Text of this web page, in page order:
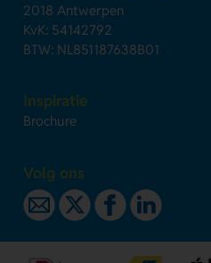
2018 Antwerpen
KvK: 54142792
BTW: NL851187638B01
Inspiratie
Brochure
Volg ons